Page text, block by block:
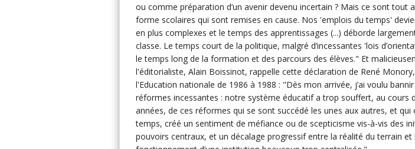
ou comme préparation d’un avenir devenu incertain ? Mais ce sont tout
forme scolaires qui sont remises en cause. Nos 'emplois du temps'
en plus complexes et le temps des apprentissages (...) déborde
classe. Le temps court de la politique, malgré d’incessantes 'lois
le temps long de la formation et des parcours des élèves." Et
l'éditorialiste, Alain Boissinot, rappelle cette déclaration de René
l'Education nationale de 1986 à 1988 : "Dès mon arrivée, j’ai voulu bannir
réformes incessantes : notre système éducatif a trop souffert, au cours
années, de ces réformes qui se sont succédé les unes aux autres, et qui
temps, créé un sentiment de méfiance ou de scepticisme vis-à-vis des
pouvoirs centraux, et un décalage progressif entre la réalité du terrain et